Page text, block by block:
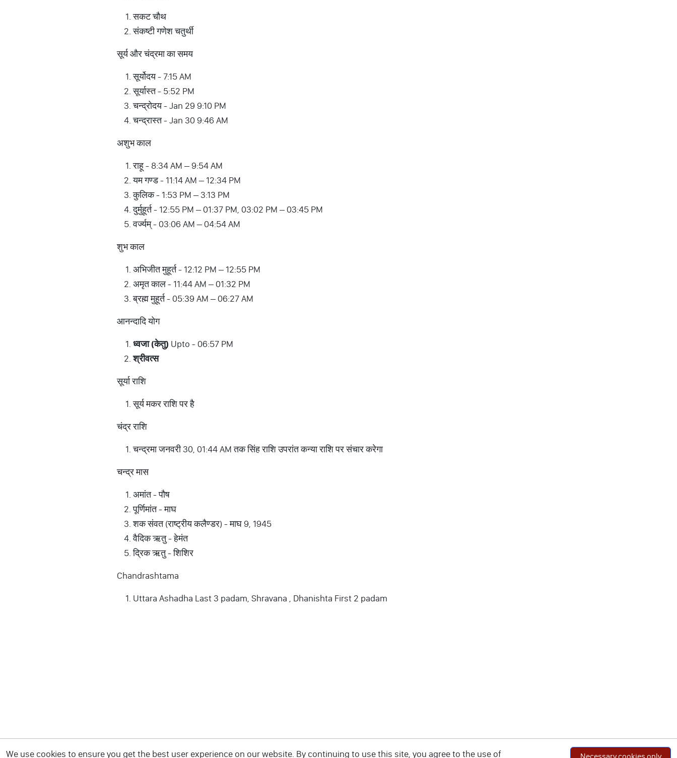
सकट चौथ
संकष्टी गणेश चतुर्थी
सूर्य और चंद्रमा का समय
सूर्योदय - 7:15 AM
सूर्यास्त - 5:52 PM
चन्द्रोदय - Jan 29 9:10 PM
चन्द्रास्त - Jan 30 9:46 AM
अशुभ काल
राहू - 8:34 AM – 9:54 AM
यम गण्ड - 11:14 AM – 12:34 PM
कुलिक - 1:53 PM – 3:13 PM
दुर्मुहूर्त - 12:55 PM – 01:37 PM, 03:02 PM – 03:45 PM
वर्ज्यम् - 03:06 AM – 04:54 AM
शुभ काल
अभिजीत मुहूर्त - 12:12 PM – 12:55 PM
अमृत काल - 11:44 AM – 01:32 PM
ब्रह्म मुहूर्त - 05:39 AM – 06:27 AM
आनन्दादि योग
ध्वजा (केतु) Upto - 06:57 PM
श्रीवत्स
सूर्या राशि
सूर्य मकर राशि पर है
चंद्र राशि
चन्द्रमा जनवरी 30, 01:44 AM तक सिंह राशि उपरांत कन्या राशि पर संचार करेगा
चन्द्र मास
अमांत - पौष
पूर्णिमांत - माघ
शक संवत (राष्ट्रीय कलैण्डर) - माघ 9, 1945
वैदिक ऋतु - हेमंत
द्रिक ऋतु - शिशिर
Chandrashtama
Uttara Ashadha Last 3 padam, Shravana , Dhanishta First 2 padam
We use cookies to ensure you get the best user experience on our website. By continuing to use this site, you agree to the use of